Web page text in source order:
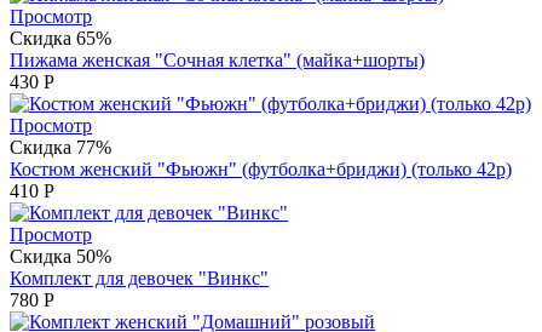
Просмотр
Скидка 65%
Пижама женская "Сочная клетка" (майка+шорты)
430 Р
Просмотр
Скидка 77%
Костюм женский "Фьюжн" (футболка+бриджи) (только 42р)
410 Р
Просмотр
Скидка 50%
Комплект для девочек "Винкс"
780 Р